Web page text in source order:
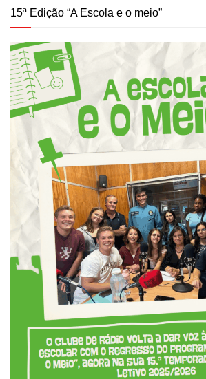
15ª Edição “A Escola e o meio”